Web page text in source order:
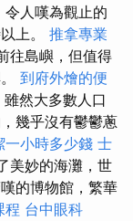
人嘆為觀止的
上。 推拿專業
往島嶼，但值得
到府外燴的便
雖然大多數人口
幾乎沒有鬱鬱蔥
一小時多少錢 士
美妙的海灘，世
的博物館，繁華
程 台中眼科